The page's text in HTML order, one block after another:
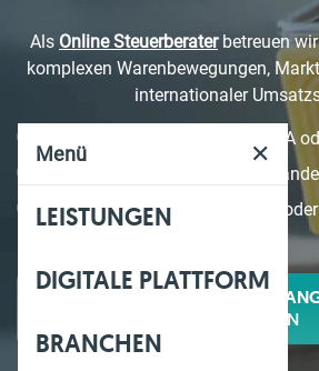
Menü ✕
LEISTUNGEN
DIGITALE PLATTFORM
BRANCHEN
Als Online Steuerberaterbetreuen
komplexen Warenbewegungen,
internationaler
Verkauf über Amazon FBA
Umsätze in mehreren EU
Unsicherheit bei OSS IOSS
UNVERBINDLICHES
ANFORDERN